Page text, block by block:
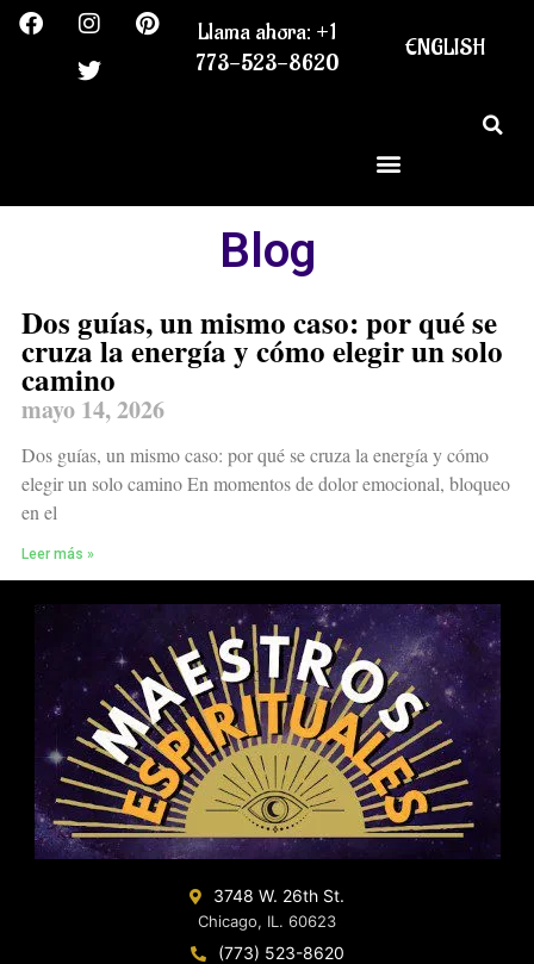
contenido
F
a
I
n
s
t
m
P
i
t
T
w
i
t
Llama ahora: +1
773-523-8620
ENGLISH
Blog
Dos guías, un mismo caso: por qué se
cruza la energía y cómo elegir un solo
camino
mayo 14, 2026
Dos guías, un mismo caso: por qué se cruza la energía y cómo
elegir un solo camino En momentos de dolor emocional, bloqueo
en el
Leer más »
3748 W. 26th St.
Chicago, IL. 60623
(773) 523-8620